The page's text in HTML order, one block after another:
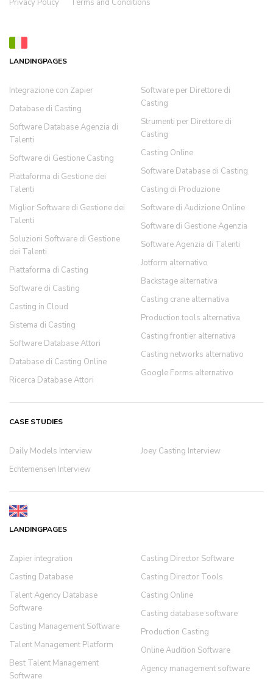
Privacy Policy
Terms and Conditions
LANDINGPAGES
Integrazione con Zapier
Database di Casting
Software Database Agenzia di
Talenti
Software di Gestione Casting
Piattaforma di Gestione dei
Talenti
Miglior Software di Gestione dei
Talenti
Soluzioni Software di Gestione
dei Talenti
Piattaforma di Casting
Software di Casting
Casting in Cloud
Sistema di Casting
Software Database Attori
Database di Casting Online
Ricerca Database Attori
Software per Direttore di
Casting
Strumenti per Direttore di
Casting
Casting Online
Software Database di Casting
Casting di Produzione
Software di Audizione Online
Software di Gestione Agenzia
Software Agenzia di Talenti
Jotform alternativo
Backstage alternativa
Casting crane alternativa
Production.tools alternativa
Casting frontier alternativa
Casting networks alternativo
Google Forms alternativo
CASE STUDIES
Daily Models Interview
Echtemensen Interview
Joey Casting Interview
LANDINGPAGES
Zapier integration
Casting Database
Talent Agency Database
Software
Casting Management Software
Talent Management Platform
Best Talent Management
Software
Casting Director Software
Casting Director Tools
Casting Online
Casting database software
Production Casting
Online Audition Software
Agency management software